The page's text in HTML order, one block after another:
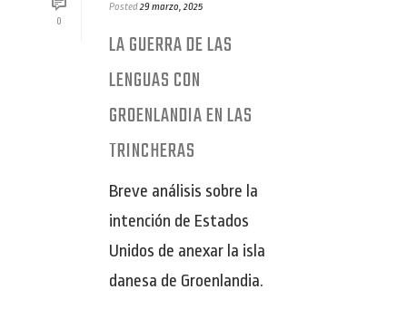
0
Posted29 marzo, 2025
LA GUERRA DE LAS
LENGUAS CON
GROENLANDIA EN LAS
TRINCHERAS
Breve análisis sobre la
intención de Estados
Unidos de anexar la isla
danesa de Groenlandia.